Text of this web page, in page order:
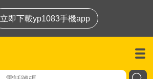
立即下載yp1083手機app